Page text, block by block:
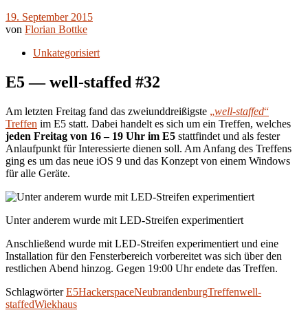
19. September 2015
von Florian Bottke
Unkategorisiert
E5 — well-staffed #32
Am letzten Freitag fand das zweiunddreißigste „well-staffed“
Treffen im E5 statt. Dabei handelt es sich um ein Treffen, welches
jeden Freitag von 16 – 19 Uhr im E5 stattfindet und als fester
Anlaufpunkt für Interessierte dienen soll. Am Anfang des Treffens
ging es um das neue iOS 9 und das Konzept von einem Windows
für alle Geräte.
Unter anderem wurde mit LED-Streifen experimentiert
Anschließend wurde mit LED-Streifen experimentiert und eine
Installation für den Fensterbereich vorbereitet was sich über den
restlichen Abend hinzog. Gegen 19:00 Uhr endete das Treffen.
Schlagwörter E5HackerspaceNeubrandenburgTreffenwell-
staffedWiekhaus